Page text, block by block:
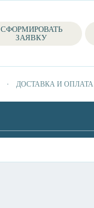
СФОРМИРОВАТЬ
ЗАЯВКУ
ДОСТАВКА И ОПЛАТА